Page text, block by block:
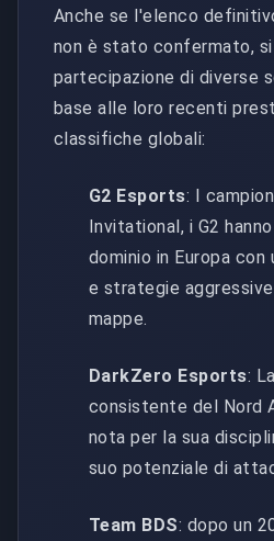
Anche se l'elenco
non è stato confermato,
partecipazione di diverse
base alle loro recenti
classifiche globali:
G2 Esports: I
Invitational, i G2
dominio in Europa
e strategie
mappe.
DarkZero Esports:
consistente del Nord
nota per la sua
suo potenziale di
Team BDS: dopo un